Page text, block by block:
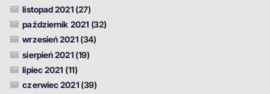
listopad 2021 (27)
październik 2021 (32)
wrzesień 2021 (34)
sierpień 2021 (19)
lipiec 2021 (11)
czerwiec 2021 (39)